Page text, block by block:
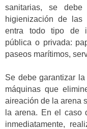
sanitarias, se
higienización de las
entra todo tipo de
pública o privada:
paseos marítimos,
Se debe garantizar
máquinas que
aireación de la arena
la arena. En el caso
inmediatamente,